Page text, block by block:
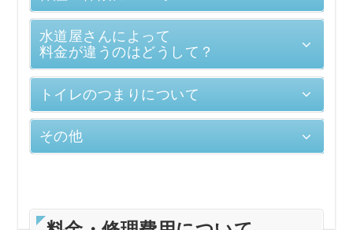
水道屋さんによって
料金が違うのはどうして？
トイレのつまりについて
その他